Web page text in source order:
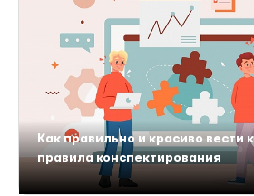
Как правильно и красиво вести
правила конспектирования